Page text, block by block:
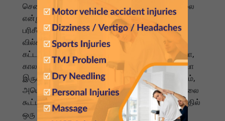
செனட்டர்களுக்கு கூட தெளிவான யோசனை இல்லை
என்று கூறினார். மூன்று கட்டண விருப்பங்கள்
பரிசீலிக்கப்படுவதாக அறிகுறிகள் இருப்பதாக
வில்கின்சன் கூறினார். அது 25 சதவீத
கட்டணங்களாகவோ, 10 சதவீத கட்டணங்களாகவோ,
காலப்போக்கில் அதிகரிக்கும் குறைந்த வரிகளாகவோ
இருக்கலாம் என்று அவர் கூறினார். எப்படியிருந்தாலும்,
அமெரிக்காவால் முன்வைக்கப்படும் வரி அச்சுறுத்தலை
கூட்டாக எதிர்கொள்ள கனடா பிரதமர்களின் கூட்டத்தில்
ஒரு உடன்பாடு எட்டப்பட்டுள்ளது.